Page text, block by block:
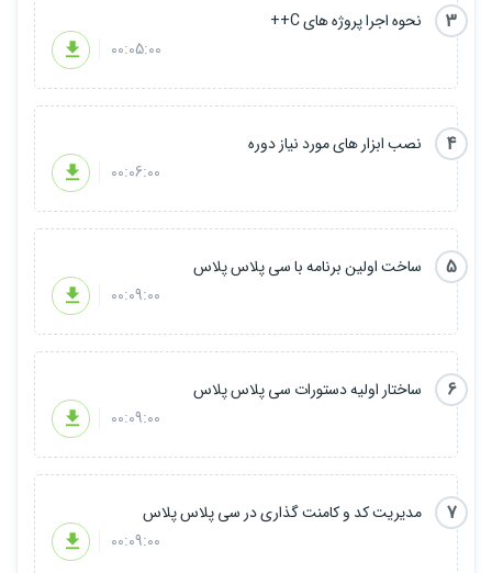
3
نحوه اجرا پروژه های C++
00:05:00
4
نصب ابزار های مورد نیاز دوره
00:06:00
5
ساخت اولین برنامه با سی پلاس پلاس
00:09:00
6
ساختار اولیه دستورات سی پلاس پلاس
00:09:00
7
مدیریت کد و کامنت گذاری در سی پلاس پلاس
00:09:00